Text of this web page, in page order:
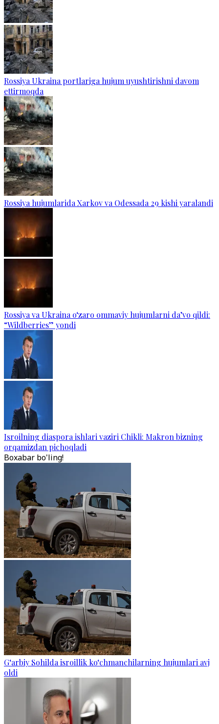
Rossiya Ukraina portlariga hujum uyushtirishni davom
ettirmoqda
Rossiya hujumlarida Xarkov va Odessada 29 kishi yaralandi
Rossiya va Ukraina o‘zaro ommaviy hujumlarni da’vo qildi:
“Wildberries” yondi
Isroilning diaspora ishlari vaziri Chikli: Makron bizning
orqamizdan pichoqladi
Boxabar bo'ling!
G‘arbiy Sohilda isroillik ko‘chmanchilarning hujumlari avj
oldi